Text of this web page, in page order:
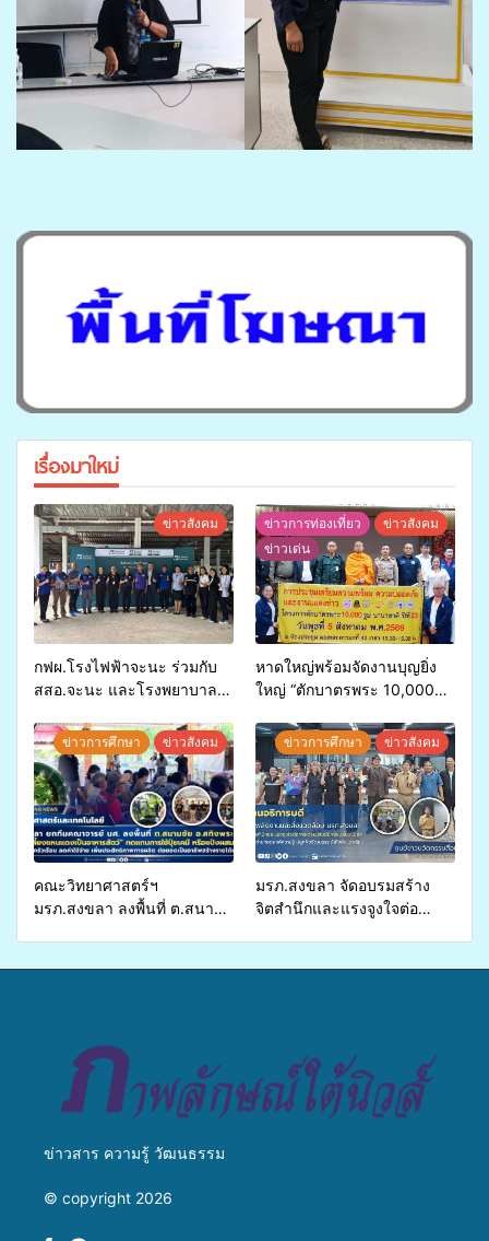
เรื่องมาใหม่
ข่าวสังคม
กฟผ.โรงไฟฟ้าจะนะ ร่วมกับ
สสอ.จะนะ และโรงพยาบาล
แพทย์เคลื่อนที่ ประจำปี 2569
ข่าวการท่องเที่ยว
ข่าวสังคม
ข่าวเด่น
หาดใหญ่พร้อมจัดงานบุญยิ่ง
ใหญ่ “ตักบาตรพระ 10,000
พ่อ” ปีที่ 23 รวมพลัง
พุทธศาสนิกชน 4 ประเทศ
สืบสานประเพณีแห่งศรัทธา
ข่าวการศึกษา ข่าวสังคม
คณะวิทยาศาสตร์ฯ
มรภ.สงขลา ลงพื้นที่ ต.สนาม
ข่าวการศึกษา ข่าวสังคม
มรภ.สงขลา จัดอบรมสร้าง
จิตสำนึกและแรงจูงใจต่อ
ข่าวสาร ความรู้ วัฒนธรรม
© copyright 2026